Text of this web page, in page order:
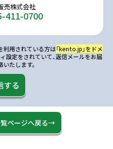
売株式会社
411-0700
利用されている方は｢kento.jp｣をドメ
設定をされていて､返信メールをお届
たします。
する
ページへ戻る→